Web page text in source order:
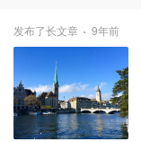
发布了长文章 9年前